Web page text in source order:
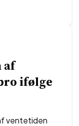
af
ifølge
ventetiden